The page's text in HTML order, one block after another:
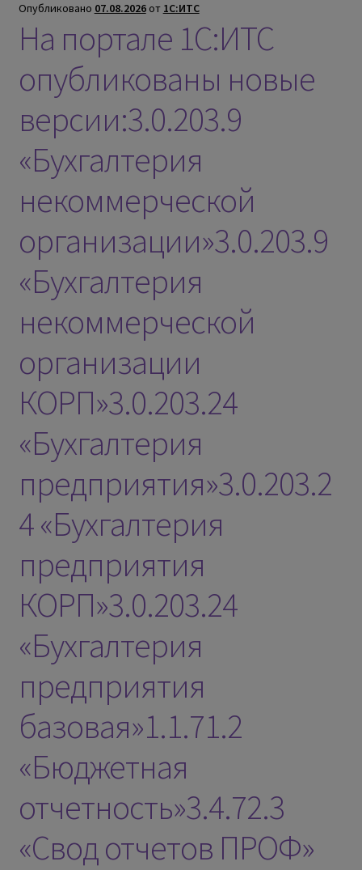
Опубликовано 07.08.2026 от 1С:ИТС
На портале 1С:ИТС
опубликованы новые
версии:3.0.203.9
«Бухгалтерия
некоммерческой
организации»3.0.203.9
«Бухгалтерия
некоммерческой
организации
КОРП»3.0.203.24
«Бухгалтерия
предприятия»3.0.203.2
4 «Бухгалтерия
предприятия
КОРП»3.0.203.24
«Бухгалтерия
предприятия
базовая»1.1.71.2
«Бюджетная
отчетность»3.4.72.3
«Свод отчетов ПРОФ»